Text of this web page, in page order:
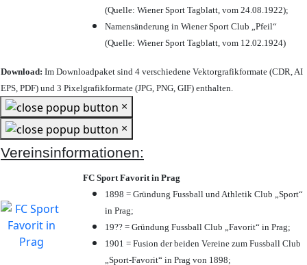
(Quelle: Wiener Sport Tagblatt, vom 24.08.1922);
Namensänderung in Wiener Sport Club „Pfeil“
(Quelle: Wiener Sport Tagblatt, vom 12.02.1924)
Download: Im Downloadpaket sind 4 verschiedene Vektorgrafikformate (CDR, AI
EPS, PDF) und 3 Pixelgrafikformate (JPG, PNG, GIF) enthalten.
×
×
Vereinsinformationen:
FC Sport Favorit in Prag
1898 = Gründung Fussball und Athletik Club „Sport“
in Prag;
19?? = Gründung Fussball Club „Favorit“ in Prag;
1901 = Fusion der beiden Vereine zum Fussball Club
„Sport-Favorit“ in Prag von 1898;